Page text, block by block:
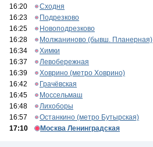
16:20
Сходня
16:23
Подрезково
16:25
Новоподрезково
16:28
Молжаниново (бывш. Планерная)
16:34
Химки
16:37
Левобережная
16:39
Ховрино (метро Ховрино)
16:42
Грачёвская
16:45
Моссельмаш
16:48
Лихоборы
16:57
Останкино (метро Бутырская)
17:10
Москва Ленинградская